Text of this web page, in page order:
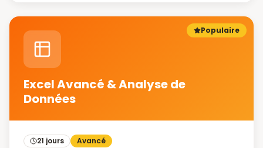
Populaire
Excel Avancé & Analyse de
Données
21 jours Avancé